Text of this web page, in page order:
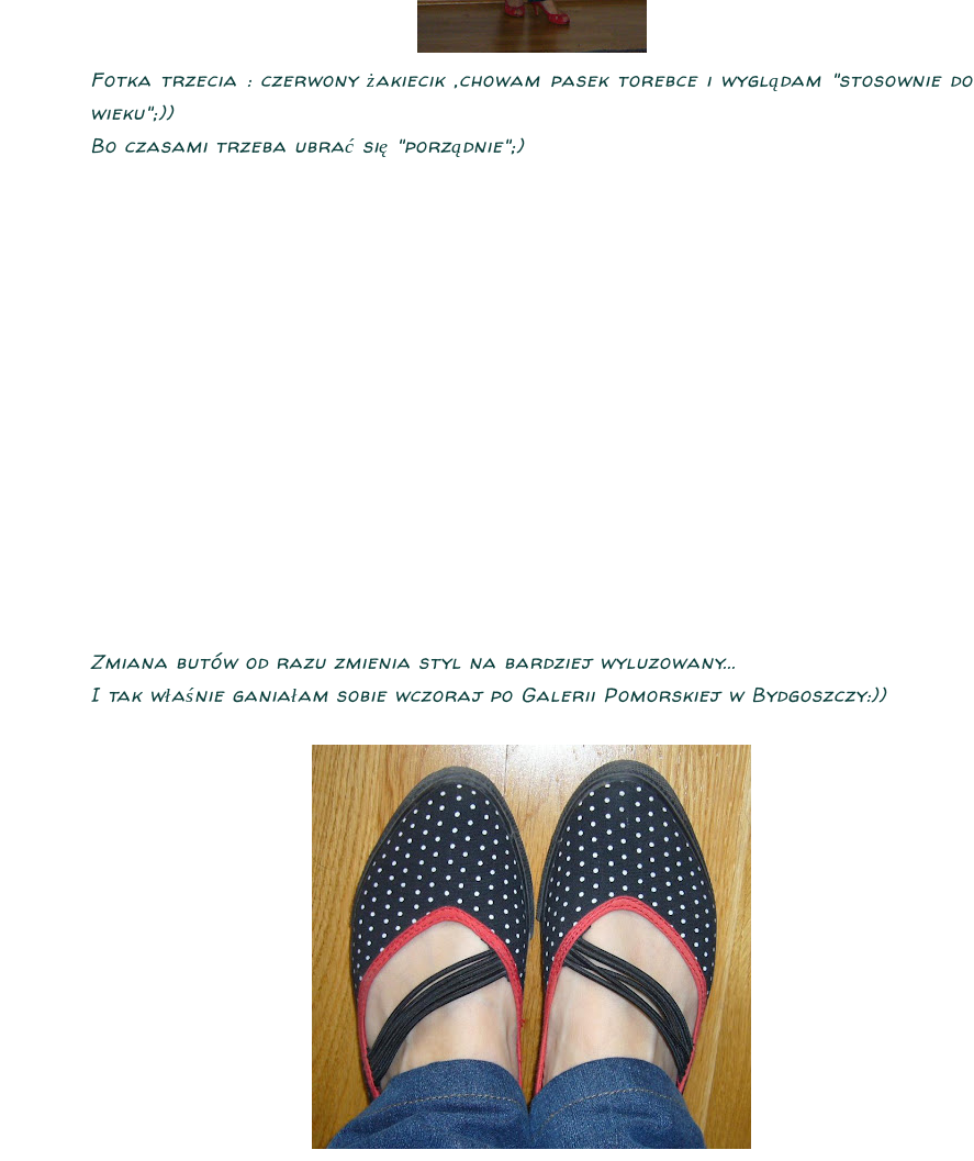
Fotka trzecia : czerwony żakiecik ,chowam pasek torebce i wyglądam "stosownie do
wieku";))
Bo czasami trzeba ubrać się "porządnie";)
Zmiana butów od razu zmienia styl na bardziej wyluzowany...
I tak właśnie ganiałam sobie wczoraj po Galerii Pomorskiej w Bydgoszczy:))